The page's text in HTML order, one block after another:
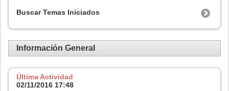
Buscar Temas Iniciados
Información General
Última Actividad
02/11/2016 17:48